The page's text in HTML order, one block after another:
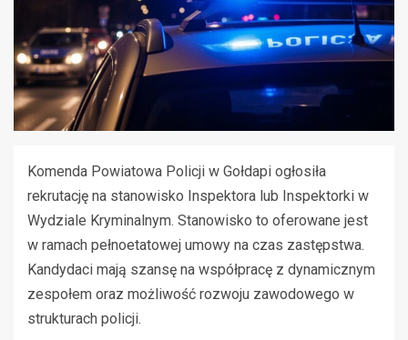
Komenda Powiatowa Policji w Gołdapi ogłosiła
rekrutację na stanowisko Inspektora lub Inspektorki w
Wydziale Kryminalnym. Stanowisko to oferowane jest
w ramach pełnoetatowej umowy na czas zastępstwa.
Kandydaci mają szansę na współpracę z dynamicznym
zespołem oraz możliwość rozwoju zawodowego w
strukturach policji.